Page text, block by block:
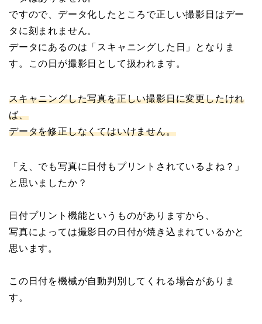
ですので、データ化したところで正しい撮影日はデー
タに刻まれません。
データにあるのは「スキャニングした日」となりま
す。この日が撮影日として扱われます。
スキャニングした写真を正しい撮影日に変更したけれ
ば、
データを修正しなくてはいけません。
「え、でも写真に日付もプリントされているよね？」
と思いましたか？
日付プリント機能というものがありますから、
写真によっては撮影日の日付が焼き込まれているかと
思います。
この日付を機械が自動判別してくれる場合がありま
す。